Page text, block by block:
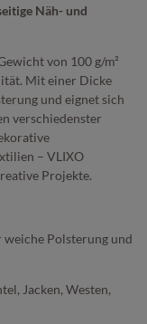
Näh- und
von 100 g/m²
Mit einer Dicke
und eignet sich
verschiedenster
– VLIXO
Projekte.
weiche Polsterung und
Jacken, Westen,